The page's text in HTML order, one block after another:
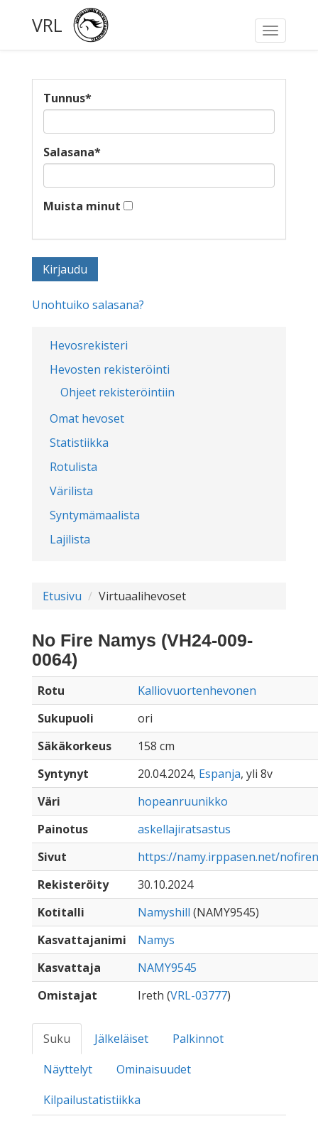
Toggle
VRL
Hevosrekisteri
Hevosten rekisteröinti
Ohjeet rekisteröintiin
Omat hevoset
Statistiikka
Rotulista
Värilista
Syntymämaalista
Lajilista
Tunnus*
Salasana*
Muista minut
Unohtuiko salasana?
Etusivu Virtuaalihevoset
No Fire Namys (VH24-009-
0064)
Rotu
Kalliovuortenhevonen
Sukupuoli
ori
Säkäkorkeus
158 cm
Syntynyt
20.04.2024, Espanja, yli 8v
Väri
hopeanruunikko
Painotus
askellajiratsastus
Sivut
https://namy.irppasen.net/
Rekisteröity
30.10.2024
Kotitalli
Namyshill (NAMY9545)
Kasvattajanimi
Namys
Kasvattaja
NAMY9545
Omistajat
Ireth (VRL-03777)
Suku Jälkeläiset
Palkinnot
Näyttelyt
Ominaisuudet
Kilpailustatistiikka